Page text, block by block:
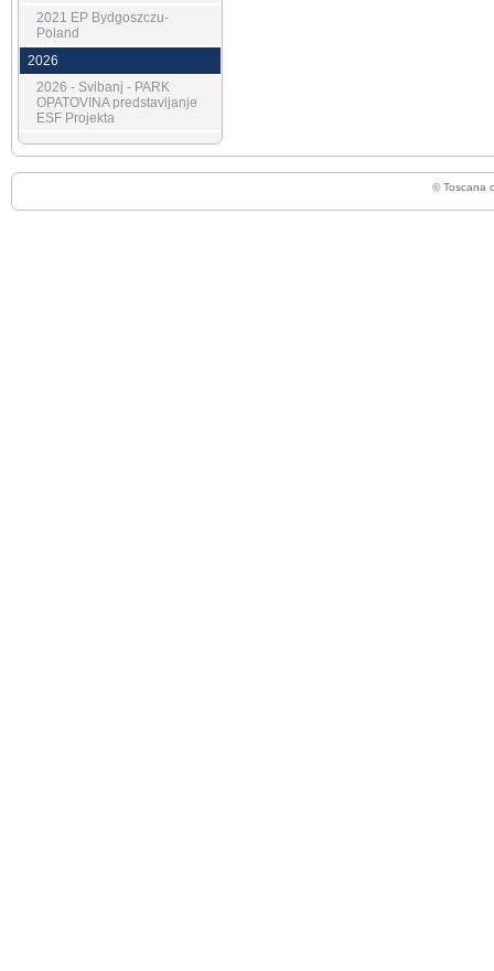
2021 EP Bydgoszczu-
Poland
2026
2026 - Svibanj - PARK
OPATOVINA predstavljanje
ESF Projekta
© Toscana